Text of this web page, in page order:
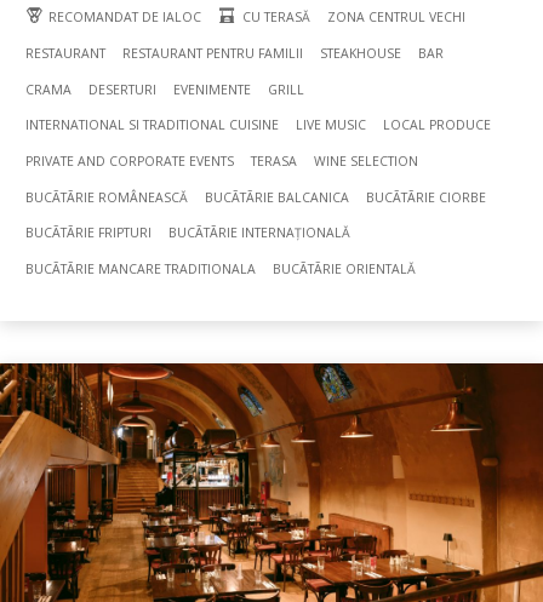
RECOMANDAT DE IALOC CU TERASĂ ZONA CENTRUL VECHI
RESTAURANT RESTAURANT PENTRU FAMILII STEAKHOUSE BAR
CRAMA DESERTURI EVENIMENTE GRILL
INTERNATIONAL SI TRADITIONAL CUISINE LIVE MUSIC LOCAL PRODUCE
PRIVATE AND CORPORATE EVENTS TERASA WINE SELECTION
BUCÃTÃRIE ROMÂNEASCĂ BUCÃTÃRIE BALCANICA BUCÃTÃRIE CIORBE
BUCÃTÃRIE FRIPTURI BUCÃTÃRIE INTERNAȚIONALĂ
BUCÃTÃRIE MANCARE TRADITIONALA BUCÃTÃRIE ORIENTALĂ